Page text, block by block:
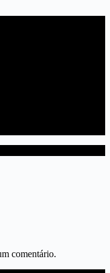
comentário.